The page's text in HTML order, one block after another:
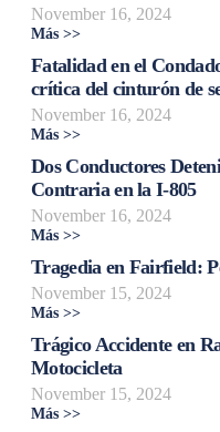
November 16, 2024
Más >>
Fatalidad en el
crítica del cinturón de
November 16, 2024
Más >>
Dos Conductores
Contraria en la I-805
November 16, 2024
Más >>
Tragedia en Fairfield:
November 15, 2024
Más >>
Trágico Accidente en
Motocicleta
November 15, 2024
Más >>